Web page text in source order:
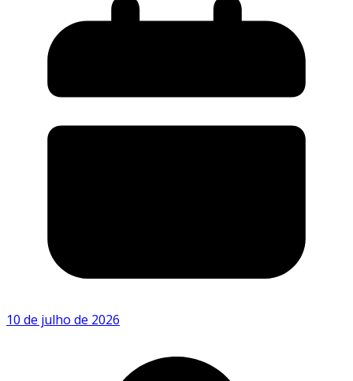
10 de julho de 2026